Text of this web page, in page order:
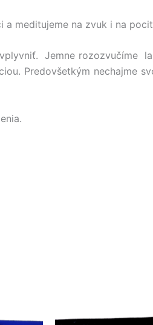
meditujeme na zvuk i na
Jemne rozozvučíme
Predovšetkým nechajme